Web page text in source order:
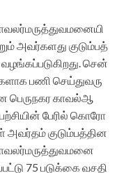
மருத்துவமனையி
அவர்களது குடும்பத்
வழங்கப்படுகிறது சென்
பணி செய்துவரு
பெருநகரகாவல்ஆ
பேரில் கொரோ
அவர்தம்குடும்பத்தின
மருத்துவமனை
75படுக்கைவசதி